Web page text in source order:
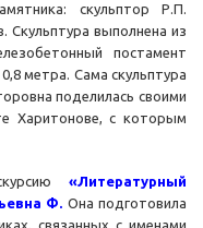
скульптор Р.П.
Скульптура выполнена из
постамент
метра. Сама скульптура
поделилась своими
Харитонове, с которым
«Литературный
Ф. Она подготовила